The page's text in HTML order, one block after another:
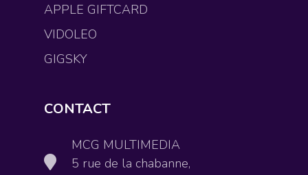
APPLE GIFTCARD
VIDOLEO
GIGSKY
CONTACT
MCG MULTIMEDIA
5 rue de la chabanne,